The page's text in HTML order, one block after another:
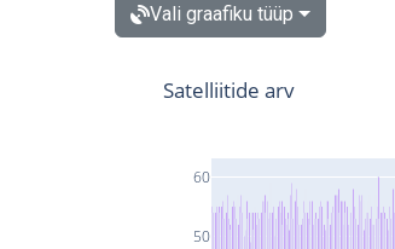
Vali graafiku tüüp
50
60
Satelliitide arv